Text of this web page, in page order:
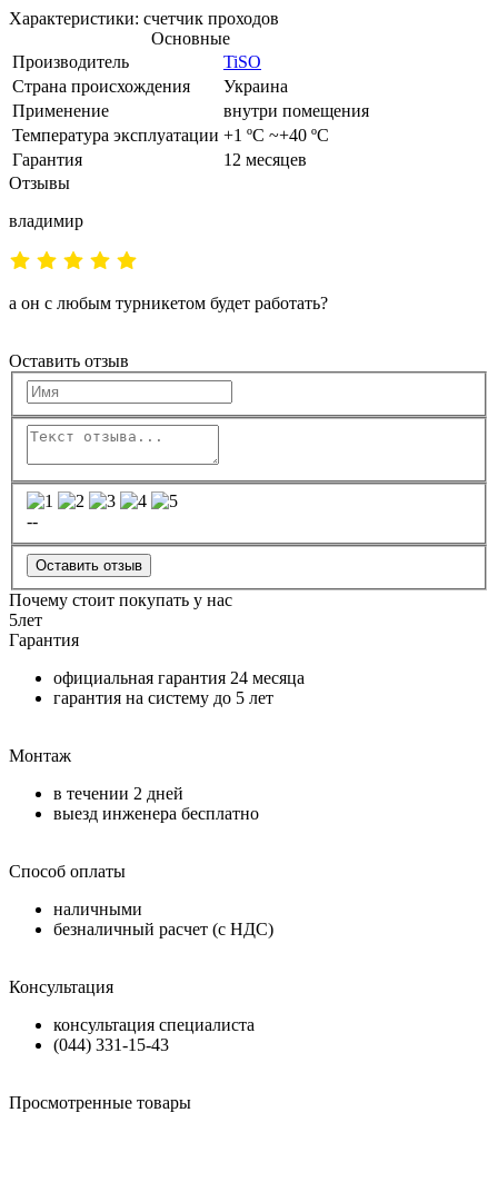
Характеристики: счетчик проходов
Основные
Производитель
TiSO
Страна происхождения
Украина
Применение
внутри помещения
Температура эксплуатации +1 ºC ~+40 ºC
Гарантия
12 месяцев
Отзывы
владимир
а он с любым турникетом будет работать?
Оставить отзыв
--
Оставить отзыв
Почему стоит покупать у нас
5лет
Гарантия
официальная гарантия 24 месяца
гарантия на систему до 5 лет
Монтаж
в течении 2 дней
выезд инженера бесплатно
Способ оплаты
наличными
безналичный расчет (с НДС)
Консультация
консультация специалиста
(044) 331-15-43
Просмотренные товары